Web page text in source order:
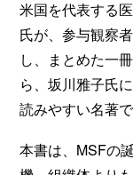
米国を代表する
氏が、参与観察
し、まとめた一
ら、坂川雅子氏
読みやすい名著で
本書は、MSFの